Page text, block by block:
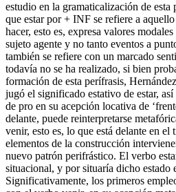
estudio en la gramaticalización de esta
que estar por+ INF se refiere a
hacer, esto es, expresa valores
sujeto agente y no tanto eventos a
también se refiere con un marcado
todavía no se ha realizado, si bien
formación de esta perífrasis,
jugó el significado estativo de estar,
de pro en su acepción locativa de
delante, puede reinterpretarse
venir, esto es, lo que está delante en
elementos de la construcción
nuevo patrón perifrástico. El verbo
situacional, y porsituaría dicho estado
Significativamente, los primeros